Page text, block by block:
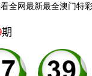
全网最新最全澳门特